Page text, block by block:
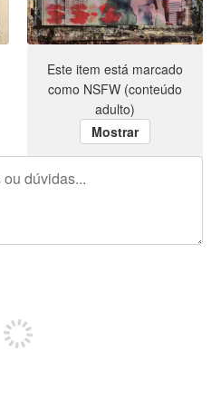
Este item está marcado
como NSFW (conteúdo
adulto)
Mostrar